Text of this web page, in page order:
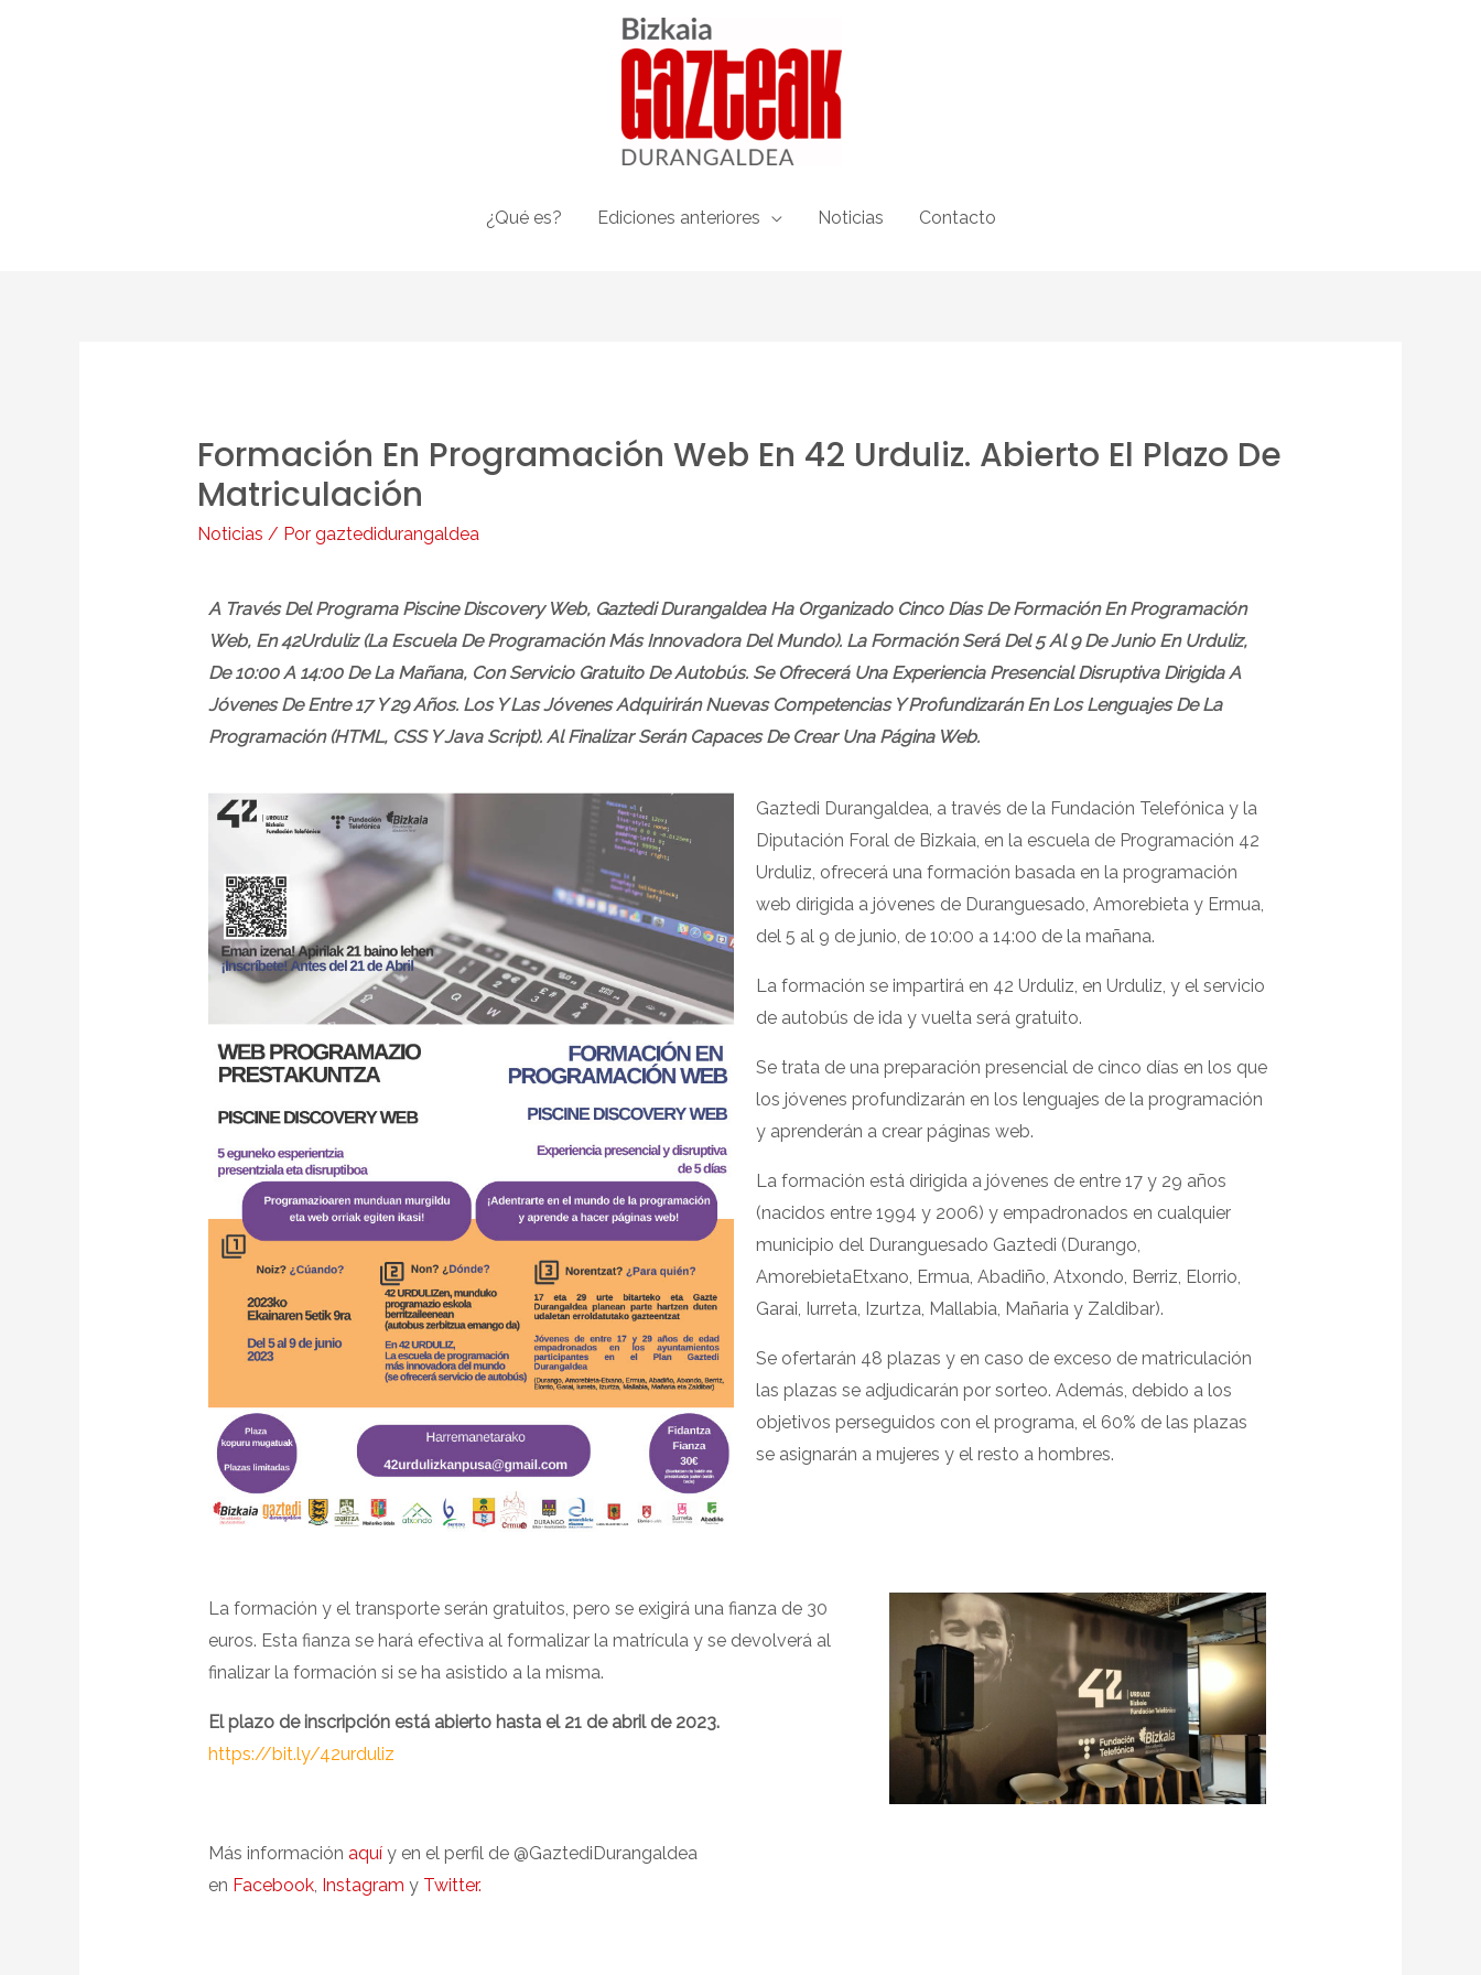
¿Qué es? Ediciones anteriores Noticias Contacto
Formación En Programación Web En 42 Urduliz. Abierto El Plazo De
Matriculación
Noticias / Por gaztedidurangaldea
A Través Del Programa Piscine Discovery Web, Gaztedi Durangaldea Ha Organizado Cinco Días De Formación En Programación
Web, En 42Urduliz (La Escuela De Programación Más Innovadora Del Mundo). La Formación Será Del 5 Al 9 De Junio En Urduliz,
De 10:00 A 14:00 De La Mañana, Con Servicio Gratuito De Autobús. Se Ofrecerá Una Experiencia Presencial Disruptiva Dirigida A
Jóvenes De Entre 17 Y 29 Años. Los Y Las Jóvenes Adquirirán Nuevas Competencias Y Profundizarán En Los Lenguajes De La
Programación (HTML, CSS Y Java Script). Al Finalizar Serán Capaces De Crear Una Página Web.
Gaztedi Durangaldea, a través de la Fundación Telefónica y la
Diputación Foral de Bizkaia, en la escuela de Programación 42
Urduliz, ofrecerá una formación basada en la programación
web dirigida a jóvenes de Duranguesado, Amorebieta y Ermua,
del 5 al 9 de junio, de 10:00 a 14:00 de la mañana.
La formación se impartirá en 42 Urduliz, en Urduliz, y el servicio
de autobús de ida y vuelta será gratuito.
Se trata de una preparación presencial de cinco días en los que
los jóvenes profundizarán en los lenguajes de la programación
y aprenderán a crear páginas web.
La formación está dirigida a jóvenes de entre 17 y 29 años
(nacidos entre 1994 y 2006) y empadronados en cualquier
municipio del Duranguesado Gaztedi (Durango,
AmorebietaEtxano, Ermua, Abadiño, Atxondo, Berriz, Elorrio,
Garai, Iurreta, Izurtza, Mallabia, Mañaria y Zaldibar).
Se ofertarán 48 plazas y en caso de exceso de matriculación
las plazas se adjudicarán por sorteo. Además, debido a los
objetivos perseguidos con el programa, el 60% de las plazas
se asignarán a mujeres y el resto a hombres.
La formación y el transporte serán gratuitos, pero se exigirá una fianza de 30
euros. Esta fianza se hará efectiva al formalizar la matrícula y se devolverá al
finalizar la formación si se ha asistido a la misma.
El plazo de inscripción está abierto hasta el 21 de abril de 2023.
https://bit.ly/42urduliz
Más información aquí y en el perfil de @GaztediDurangaldea
en Facebook, Instagram y Twitter.